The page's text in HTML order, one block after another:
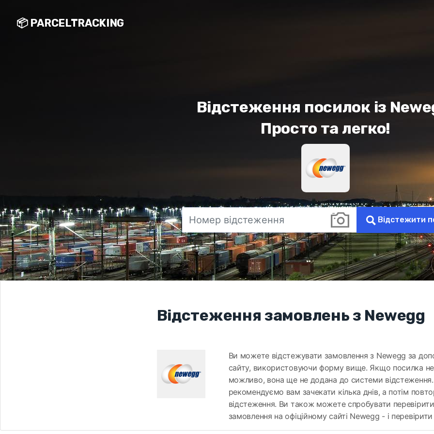
📦 PARCELTRACKING
Відстеження посилок із
Просто та легко!
Відстежити
Відстеження замовлень з Newegg
Ви можете відстежувати замовлення з Newegg за
сайту, використовуючи форму вище. Якщо посилка не
можливо, вона ще не додана до системи
рекомендуємо вам зачекати кілька днів, а потім
відстеження. Ви також можете спробувати
замовлення на офіційному сайті Newegg - і